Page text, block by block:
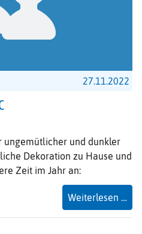
27.11.2022
ungemütlicher und dunkler
Dekoration zu Hause und
Zeit im Jahr an:
Weiterlesen …